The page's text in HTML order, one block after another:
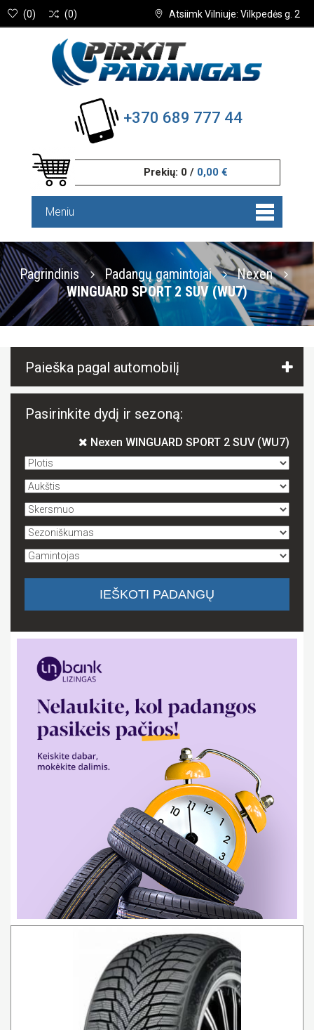
Atsiimk Vilniuje: Vilkpedės g. 2
(0) (0)
+370 689 777 44
Prekių: 0 / 0,00 €
Meniu
Pagrindinis Padangų gamintojai
Nexen
WINGUARD SPORT 2 SUV (WU7)
Paieška pagal automobilį
Pasirinkite dydį ir sezoną:
Nexen WINGUARD SPORT 2 SUV (WU7)